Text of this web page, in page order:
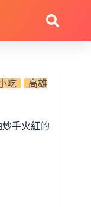
吃
高雄
手火紅的